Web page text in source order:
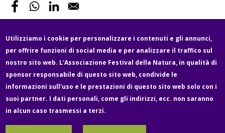
Fußzeile
Newsletter Über uns Contatto Media
Legale e protezione dei dati Impressum
Utilizziamo i cookie per personalizzare i contenuti e gli annunci,
per offrire funzioni di social media e per analizzare il traffico sul
nostro sito web. L'Associazione Festival della Natura, in qualità di
sponsor responsabile di questo sito web, condivide le
informazioni sull'uso e le prestazioni di questo sito web solo con i
suoi partner. I dati personali, come gli indirizzi, ecc. non saranno
in alcun caso trasmessi a terzi.